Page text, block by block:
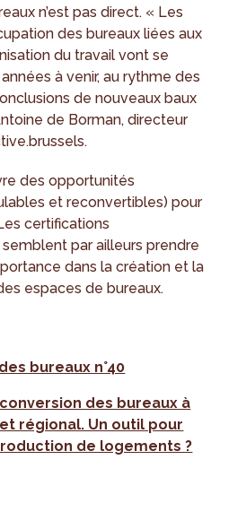
n’est pas direct. « Les
des bureaux liées aux
du travail vont se
à venir, au rythme des
de nouveaux baux
de Borman, directeur
des opportunités
et reconvertibles) pour
certifications
par ailleurs prendre
dans la création et la
espaces de bureaux.
bureaux n°40
conversion des bureaux à
régional. Un outil pour
de logements ?